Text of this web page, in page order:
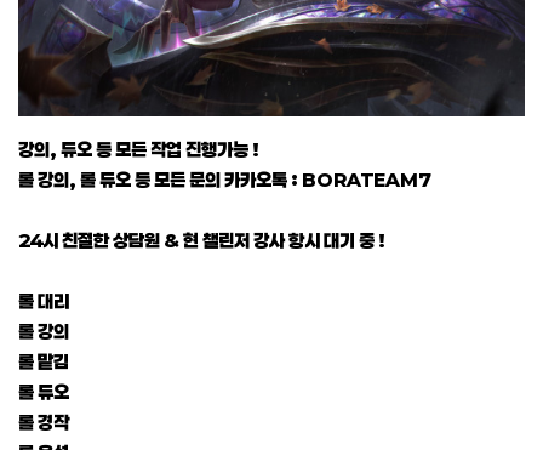
강의, 듀오 등 모든 작업 진행가능 !
롤 강의, 롤 듀오 등 모든 문의 카카오톡 : BORATEAM7
24시 친절한 상담원 & 현 챌린저 강사 항시 대기 중 !
롤 대리
롤 강의
롤 맡김
롤 듀오
롤 경작